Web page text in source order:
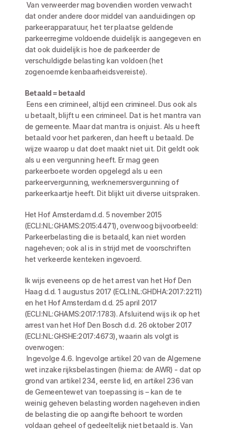
Van verweerder mag bovendien worden verwacht
dat onder andere door middel van aanduidingen op
parkeerapparatuur, het ter plaatse geldende
parkeerregime voldoende duidelijk is aangegeven en
dat ook duidelijk is hoe de parkeerder de
verschuldigde belasting kan voldoen (het
zogenoemde kenbaarheidsvereiste).
Betaald = betaald
u betaalt, blijft u een crimineel. Dat is het mantra van
de gemeente. Maar dat mantra is onjuist. Als u heeft
betaald voor het parkeren, dan heeft u betaald. De
wijze waarop u dat doet maakt niet uit. Dit geldt ook
als u een vergunning heeft. Er mag geen
parkeerboete worden opgelegd als u een
parkeervergunning, werknemersvergunning of
parkeerkaartje heeft. Dit blijkt uit diverse uitspraken.
Het Hof Amsterdam d.d. 5 november 2015
(ECLI:NL:GHAMS:2015:4471), overwoog bijvoorbeeld:
Parkeerbelasting die is betaald, kan niet worden
nageheven; ook al is in strijd met de voorschriften
het verkeerde kenteken ingevoerd.
Ik wijs eveneens op de het arrest van het Hof Den
Haag d.d. 1 augustus 2017 (ECLI:NL:GHDHA:2017:2211)
en het Hof Amsterdam d.d. 25 april 2017
(ECLI:NL:GHAMS:2017:1783). Afsluitend wijs ik op het
arrest van het Hof Den Bosch d.d. 26 oktober 2017
(ECLI:NL:GHSHE:2017:4673), waarin als volgt is
overwogen:
wet inzake rijksbelastingen (hierna: de AWR) - dat op
grond van artikel 234, eerste lid, en artikel 236 van
de Gemeentewet van toepassing is – kan de te
weinig geheven belasting worden nageheven indien
de belasting die op aangifte behoort te worden
voldaan geheel of gedeeltelijk niet betaald is. Van